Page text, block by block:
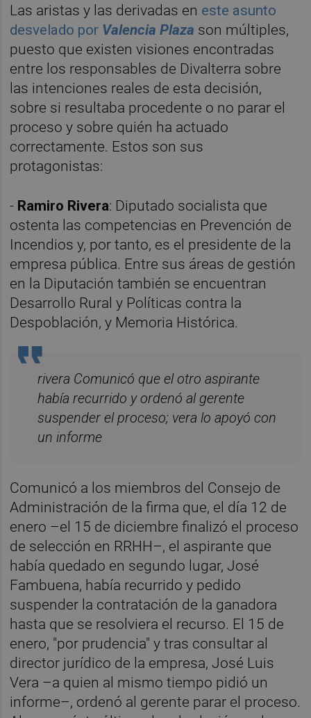
Las aristas y las derivadas en este asunto
desvelado por Valencia Plaza son múltiples,
puesto que existen visiones encontradas
entre los responsables de Divalterra sobre
las intenciones reales de esta decisión,
sobre si resultaba procedente o no parar el
proceso y sobre quién ha actuado
correctamente. Estos son sus
protagonistas:
- Ramiro Rivera: Diputado socialista que
ostenta las competencias en Prevención de
Incendios y, por tanto, es el presidente de la
empresa pública. Entre sus áreas de gestión
en la Diputación también se encuentran
Desarrollo Rural y Políticas contra la
Despoblación, y Memoria Histórica.
rivera Comunicó que el otro aspirante
había recurrido y ordenó al gerente
suspender el proceso; vera lo apoyó con
un informe
Comunicó a los miembros del Consejo de
Administración de la firma que, el día 12 de
enero –el 15 de diciembre finalizó el proceso
de selección en RRHH–, el aspirante que
había quedado en segundo lugar, José
Fambuena, había recurrido y pedido
suspender la contratación de la ganadora
hasta que se resolviera el recurso. El 15 de
enero, "por prudencia" y tras consultar al
director jurídico de la empresa, José Luis
Vera –a quien al mismo tiempo pidió un
informe–, ordenó al gerente parar el proceso.